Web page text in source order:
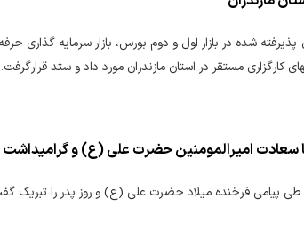
میلیون سهم از سهام شرکتهای پذیرفته شده در بازار اول و دوم بورس، بازار سرمایه
سعادت امیرالمومنین حضرت علی (ع) و گرامیداشت
طی پیامی فرخنده میلاد حضرت علی (ع) و روز پدر را تبریک